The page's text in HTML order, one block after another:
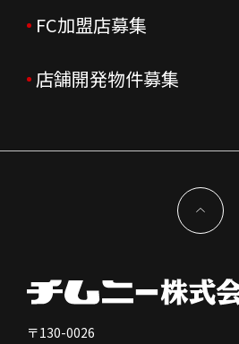
会社沿革
企業理念
新型コロナウイルス対応
月次売上
決算資料
コーポレートガバナンス
免責事項
新卒採用
中途採用
会社を知る
人を知る
店舗を探す・予約する
よくあるご質問
FC加盟店募集
FC加盟店募集TOP
独立支援について
FC加盟店お問合せ
店舗開発物件募集
〒130-0026